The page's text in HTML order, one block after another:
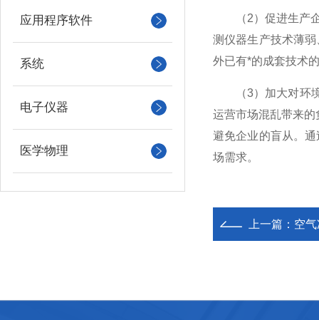
应用程序软件
系统
电子仪器
医学物理
（2）促进生产企
测仪器生产技术薄
外已有*的成套技术
（3）加大对环境
运营市场混乱带来
避免企业的盲从。
场需求。
上一篇： 空